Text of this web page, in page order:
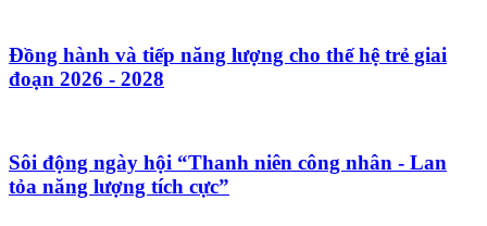
Đồng hành và tiếp năng lượng cho thế hệ trẻ giai
đoạn 2026 - 2028
Sôi động ngày hội “Thanh niên công nhân - Lan
tỏa năng lượng tích cực”